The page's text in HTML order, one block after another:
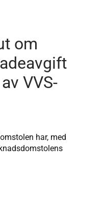
om
VVS-
har, med